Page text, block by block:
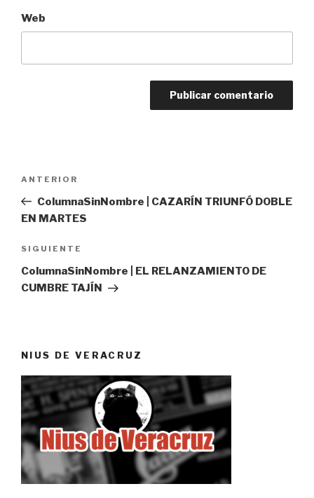
Web
entradas
Entrada
anterior:
ANTERIOR
ColumnaSinNombre | CAZARÍN TRIUNFÓ DOBLE
EN MARTES
Siguiente
entrada
SIGUIENTE
ColumnaSinNombre | EL RELANZAMIENTO DE
CUMBRE TAJÍN
NIUS DE VERACRUZ